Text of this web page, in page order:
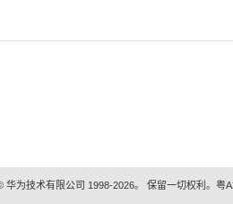
华为技术有限公司 1998-2026。 保留一切权利。粤